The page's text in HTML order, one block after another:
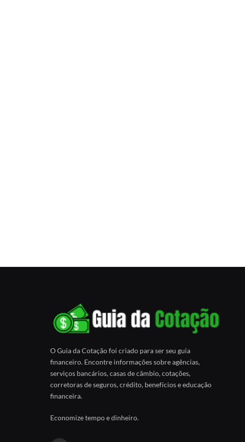
O Guia da Cotação foi criado para ser seu guia
financeiro. Encontre informações sobre agências,
serviços bancários, casas de câmbio, cotações,
corretoras de seguros, crédito, benefícios e educação
financeira.
Economize tempo e dinheiro.